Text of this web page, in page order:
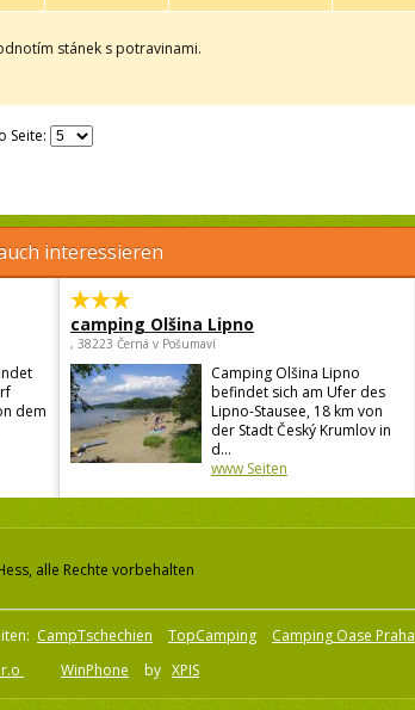
stánek s potravinami.
Seite:
interessieren
dem
camping Olšina Lipno
, 38223 Černá v Pošumaví
Camping Olšina Lipno
befindet sich am Ufer des
Lipno-Stausee, 18 km von
der Stadt Český Krumlov in
d...
www Seiten
alle Rechte vorbehalten
CampTschechien TopCamping
Camping Oase Praha
WinPhone by XPIS